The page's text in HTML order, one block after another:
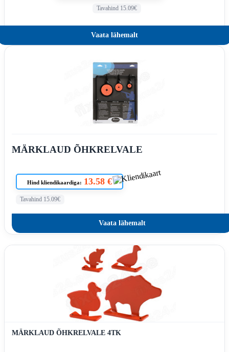
Tavahind 15.09€
Vaata lähemalt
MÄRKLAUD ÕHKRELVALE
Hind kliendikaardiga: 13.58 €
Tavahind 15.09€
Vaata lähemalt
MÄRKLAUD ÕHKRELVALE 4TK